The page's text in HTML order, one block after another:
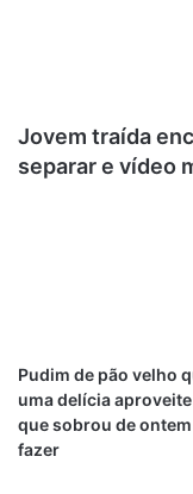
Jovem traída
separar e vídeo
Pudim de pão velho
uma delícia
que sobrou de
fazer